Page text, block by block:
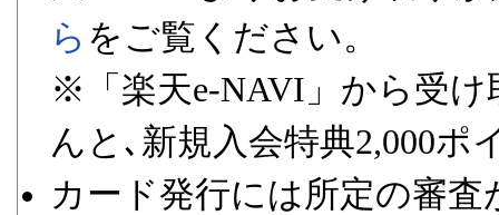
ら をご覧ください。
※「楽天e-NAVI」から受
んと､新規入会特典2,000
カード発行には所定の審